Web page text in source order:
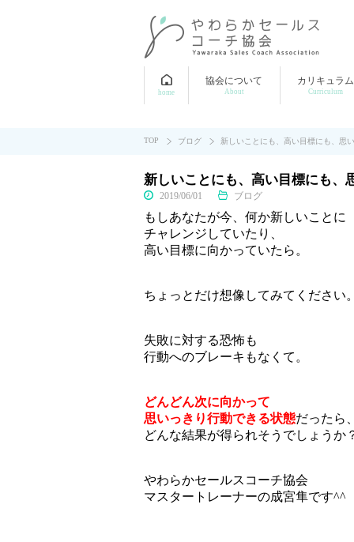
home
協会について
About
カリキュラム
Curriculum
TOP ブログ 新しいことにも、高い目標にも、思
新しいことにも、高い目標にも、
2019/06/01 ブログ
もしあなたが今、何か新しいことに
チャレンジしていたり、
高い目標に向かっていたら。
ちょっとだけ想像してみてください。
失敗に対する恐怖も
行動へのブレーキもなくて。
どんどん次に向かって
思いっきり行動できる状態だったら、
どんな結果が得られそうでしょうか
やわらかセールスコーチ協会
マスタートレーナーの成宮隼です^^